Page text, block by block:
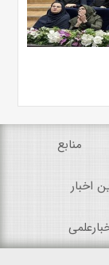
منابع
اخبار